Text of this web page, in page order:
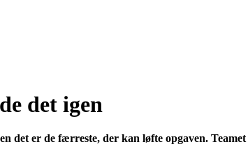
det igen
det er de færreste, der kan løfte opgaven.